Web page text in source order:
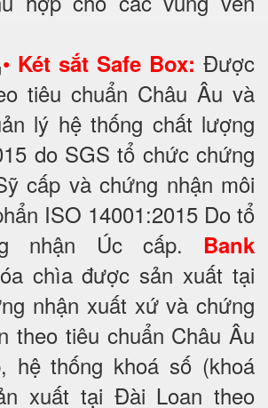
• Két sắt Safe Box: Được
tiêu chuẩn Châu Âu và
lý hệ thống chất lượng
do SGS tổ chức chứng
cấp và chứng nhận môi
ISO 14001:2015 Do tổ
nhận Úc cấp. Bank
chìa được sản xuất tại
nhận xuất xứ và chứng
theo tiêu chuẩn Châu Âu
hệ thống khoá số (khoá
xuất tại Đài Loan theo